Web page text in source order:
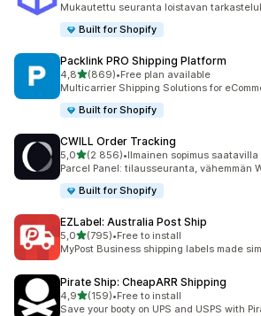
Mukautettu seuranta loistavan
Built for Shopify
Packlink PRO Shipping Platform
4,8/ 5 tähteä
(869)
869 arvostelua yhteensä
•Free plan available
Multicarrier Shipping Solutions for
Built for Shopify
CWILL Order Tracking
5,0/ 5 tähteä
(2 856)
2856 arvostelua yhteensä
•Ilmainen sopimus saatavilla
Parcel Panel: tilausseuranta, vähemmän
Built for Shopify
EZLabel: Australia Post Ship
5,0/ 5 tähteä
(795)
795 arvostelua yhteensä
•Free to install
MyPost Business shipping labels made
Pirate Ship: CheapARR Shipping
4,9/ 5 tähteä
(159)
159 arvostelua yhteensä
•Free to install
Save your booty on UPS and USPS with